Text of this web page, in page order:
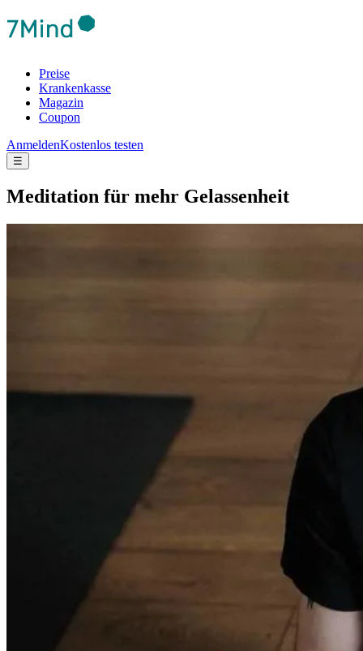
Preise
Krankenkasse
Magazin
Coupon
AnmeldenKostenlos testen
☰
Medi­ta­tion für mehr Gelas­sen­heit